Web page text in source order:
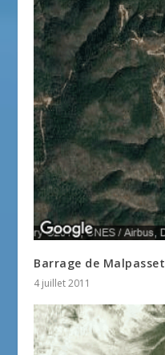
Barrage de Malpasset
4 juillet 2011